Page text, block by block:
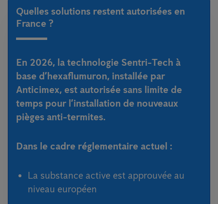
Quelles solutions restent autorisées en
France ?
En 2026, la technologie Sentri-Tech à
base d’hexaflumuron, installée par
Anticimex, est autorisée sans limite de
temps pour l’installation de nouveaux
pièges anti-termites.
Dans le cadre réglementaire actuel :
La substance active est approuvée au
niveau européen